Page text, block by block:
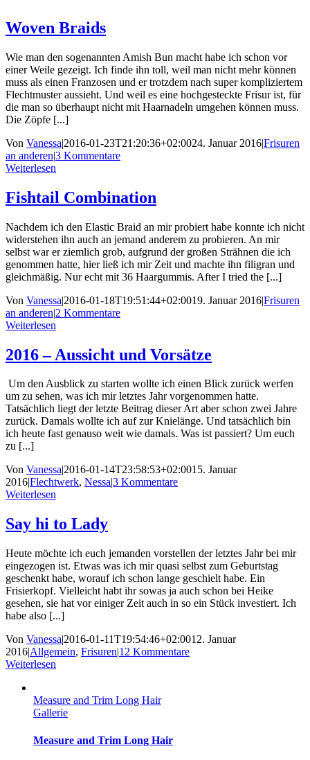
Woven Braids
Wie man den sogenannten Amish Bun macht habe ich schon vor
einer Weile gezeigt. Ich finde ihn toll, weil man nicht mehr können
muss als einen Franzosen und er trotzdem nach super kompliziertem
Flechtmuster aussieht. Und weil es eine hochgesteckte Frisur ist, für
die man so überhaupt nicht mit Haarnadeln umgehen können muss.
Die Zöpfe [...]
Von Vanessa|2016-01-23T21:20:36+02:0024. Januar 2016|Frisuren
an anderen|3 Kommentare
Weiterlesen
Fishtail Combination
Nachdem ich den Elastic Braid an mir probiert habe konnte ich nicht
widerstehen ihn auch an jemand anderem zu probieren. An mir
selbst war er ziemlich grob, aufgrund der großen Strähnen die ich
genommen hatte, hier ließ ich mir Zeit und machte ihn filigran und
gleichmäßig. Nur echt mit 36 Haargummis. After I tried the [...]
Von Vanessa|2016-01-18T19:51:44+02:0019. Januar 2016|Frisuren
an anderen|2 Kommentare
Weiterlesen
2016 – Aussicht und Vorsätze
Um den Ausblick zu starten wollte ich einen Blick zurück werfen
um zu sehen, was ich mir letztes Jahr vorgenommen hatte.
Tatsächlich liegt der letzte Beitrag dieser Art aber schon zwei Jahre
zurück. Damals wollte ich auf zur Knielänge. Und tatsächlich bin
ich heute fast genauso weit wie damals. Was ist passiert? Um euch
zu [...]
Von Vanessa|2016-01-14T23:58:53+02:0015. Januar
2016|Flechtwerk, Nessa|3 Kommentare
Weiterlesen
Say hi to Lady
Heute möchte ich euch jemanden vorstellen der letztes Jahr bei mir
eingezogen ist. Etwas was ich mir quasi selbst zum Geburtstag
geschenkt habe, worauf ich schon lange geschielt habe. Ein
Frisierkopf. Vielleicht habt ihr sowas ja auch schon bei Heike
gesehen, sie hat vor einiger Zeit auch in so ein Stück investiert. Ich
habe also [...]
Von Vanessa|2016-01-11T19:54:46+02:0012. Januar
2016|Allgemein, Frisuren|12 Kommentare
Weiterlesen
Measure and Trim Long Hair
Gallerie
Measure and Trim Long Hair